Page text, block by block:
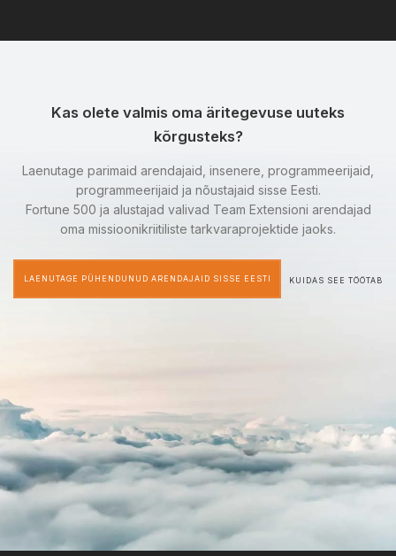
Kas olete valmis oma äritegevuse uuteks
kõrgusteks?
Laenutage parimaid arendajaid, insenere, programmeerijaid,
programmeerijaid ja nõustajaid sisse Eesti.
Fortune 500 ja alustajad valivad Team Extensioni arendajad
oma missioonikriitiliste tarkvaraprojektide jaoks.
LAENUTAGE PÜHENDUNUD ARENDAJAID SISSE EESTI KUIDAS SEE TÖÖTAB